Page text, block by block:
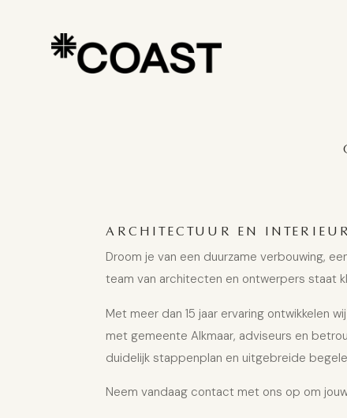
ARCHITECTUUR EN
Droom je van een duurzame verbouwing,
team van architecten en ontwerpers staat
Met meer dan 15 jaar ervaring ontwikkelen
met gemeente Alkmaar, adviseurs en
duidelijk stappenplan en uitgebreide
Neem vandaag contact met ons op om